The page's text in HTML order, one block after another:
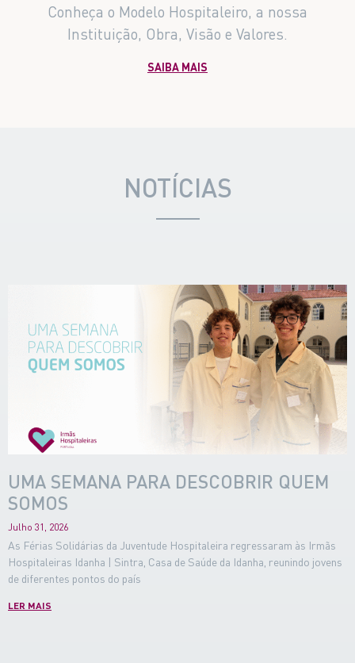
Conheça o Modelo Hospitaleiro, a nossa
Instituição, Obra, Visão e Valores.
SAIBA MAIS
NOTÍCIAS
UMA SEMANA PARA DESCOBRIR QUEM
SOMOS
Julho 31, 2026
As Férias Solidárias da Juventude Hospitaleira regressaram às Irmãs
Hospitaleiras Idanha | Sintra, Casa de Saúde da Idanha, reunindo jovens
de diferentes pontos do país
LER MAIS